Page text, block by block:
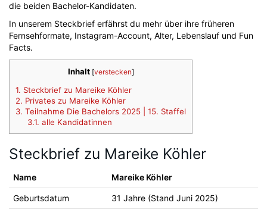
die beiden Bachelor-Kandidaten.
In unserem Steckbrief erfährst du mehr über ihre früheren
Fernsehformate, Instagram-Account, Alter, Lebenslauf und Fun
Facts.
Inhalt [verstecken]
1. Steckbrief zu Mareike Köhler
2. Privates zu Mareike Köhler
3. Teilnahme Die Bachelors 2025 | 15. Staffel
3.1. alle Kandidatinnen
Steckbrief zu Mareike Köhler
Name Mareike Köhler
Geburtsdatum 31 Jahre (Stand Juni 2025)